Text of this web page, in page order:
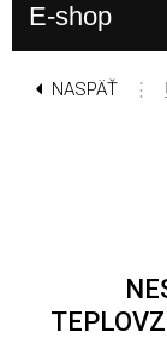
E-shop
NASPÄŤ ⋮